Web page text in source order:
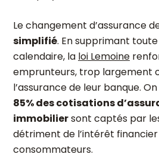
Le changement d’assurance
simplifié. En supprimant
calendaire, la loi Lemoine
emprunteurs, trop largement
l’assurance de leur banque.
85% des cotisations
immobiliersont captés par
détriment de l’intérêt
consommateurs.